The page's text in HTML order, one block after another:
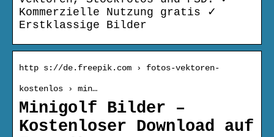
Kommerzielle Nutzung gratis ✓
Erstklassige Bilder
http s://de.freepik.com › fotos-vektoren-
kostenlos › min…
Minigolf Bilder –
Kostenloser Download auf